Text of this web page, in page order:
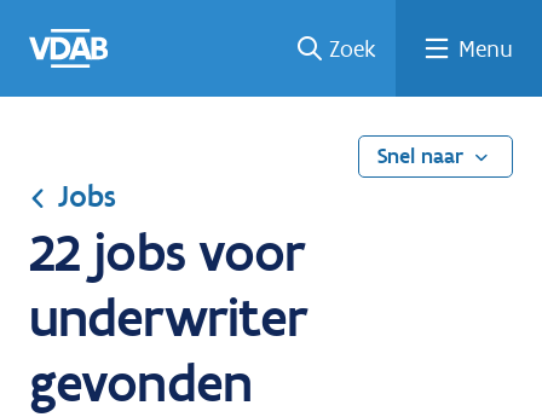
naar
een
een
job
naar
Zoek Menu
Snel naar
Jobs
22 jobs voor
underwriter
gevonden